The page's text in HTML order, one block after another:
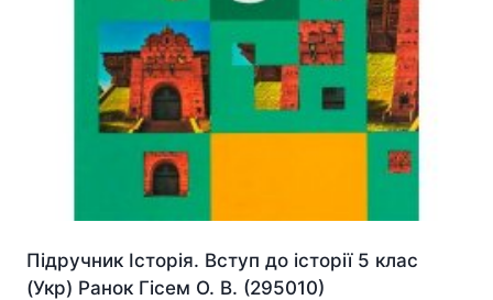
Підручник Історія. Вступ до історії 5 клас
(Укр) Ранок Гісем О. В. (295010)